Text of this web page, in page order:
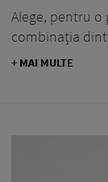
Alege, pentru o
combinația
+ MAI MULTE